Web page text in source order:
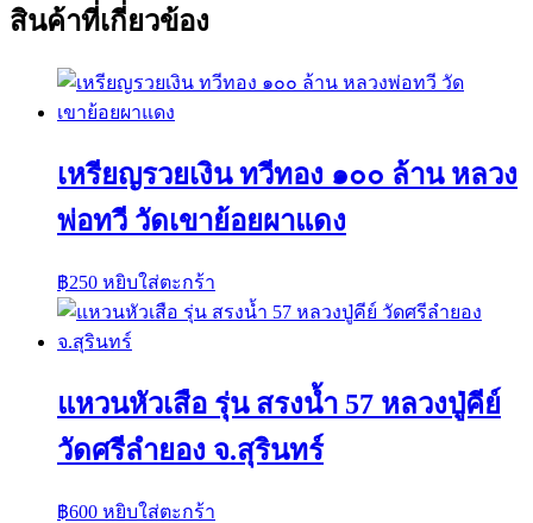
สินค้าที่เกี่ยวข้อง
เหรียญรวยเงิน ทวีทอง ๑๐๐ ล้าน หลวง
พ่อทวี วัดเขาย้อยผาแดง
฿250 หยิบใส่ตะกร้า
แหวนหัวเสือ รุ่น สรงน้ำ 57 หลวงปู่คีย์
วัดศรีลำยอง จ.สุรินทร์
฿600 หยิบใส่ตะกร้า